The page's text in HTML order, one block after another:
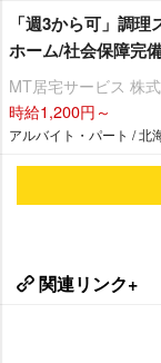
「週3から可」調
ホーム/社会保障完
MT居宅サービス 株
時給1,200円～
アルバイト・パート / 北
関連リンク+